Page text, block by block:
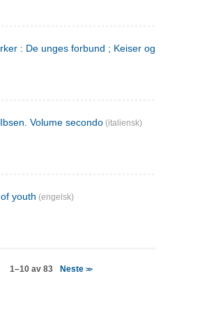
: De unges forbund ; Keiser og Galilæer. 3
Volume secondo (italiensk)
youth (engelsk)
1–10 av 83 Neste>>